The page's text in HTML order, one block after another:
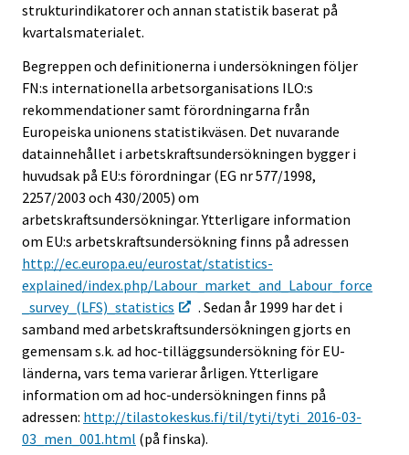
strukturindikatorer och annan statistik baserat på
kvartalsmaterialet.
Begreppen och definitionerna i undersökningen följer
FN:s internationella arbetsorganisations ILO:s
rekommendationer samt förordningarna från
Europeiska unionens statistikväsen. Det nuvarande
datainnehållet i arbetskraftsundersökningen bygger i
huvudsak på EU:s förordningar (EG nr 577/1998,
2257/2003 och 430/2005) om
arbetskraftsundersökningar. Ytterligare information
om EU:s arbetskraftsundersökning finns på adressen
http://ec.europa.eu/eurostat/statistics-
explained/index.php/Labour_market_and_Labour_force
_survey_(LFS)_statistics
. Sedan år 1999 har det i
samband med arbetskraftsundersökningen gjorts en
gemensam s.k. ad hoc-tilläggsundersökning för EU-
länderna, vars tema varierar årligen. Ytterligare
information om ad hoc-undersökningen finns på
adressen: http://tilastokeskus.fi/til/tyti/tyti_2016-03-
03_men_001.html (på finska).